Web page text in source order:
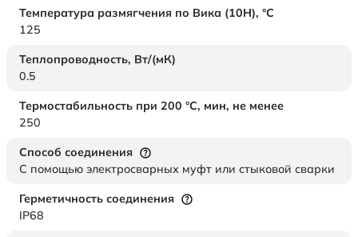
Температура размягчения по Вика (10Н), °C
125
Теплопроводность, Вт/(мК)
0.5
Термостабильность при 200 °С, мин, не менее
250
Способ соединения
С помощью электросварных муфт или стыковой сварки
Герметичность соединения
IP68